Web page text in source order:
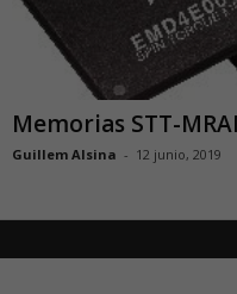
Memorias STT-
Guillem Alsina - 12 junio, 2019